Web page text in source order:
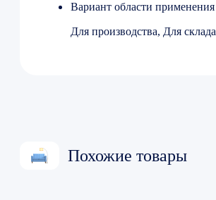
Вариант области применения
Для производства, Для склада
Похожие товары